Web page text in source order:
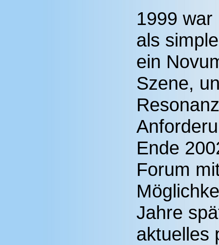
1999
als
ein
Szene,
Ende
Forum
Jahre
aktuelles